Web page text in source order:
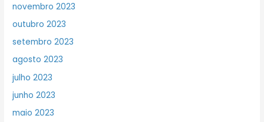
novembro 2023
outubro 2023
setembro 2023
agosto 2023
julho 2023
junho 2023
maio 2023